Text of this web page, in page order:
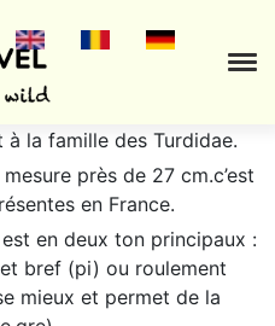
la famille des Turdidae.
près de 27 cm.c’est
en France.
en deux ton principaux :
bref (pi) ou roulement
mieux et permet de la